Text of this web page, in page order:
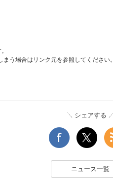
う場合はリンク元を参照してください。
シェアする
ニュース一覧